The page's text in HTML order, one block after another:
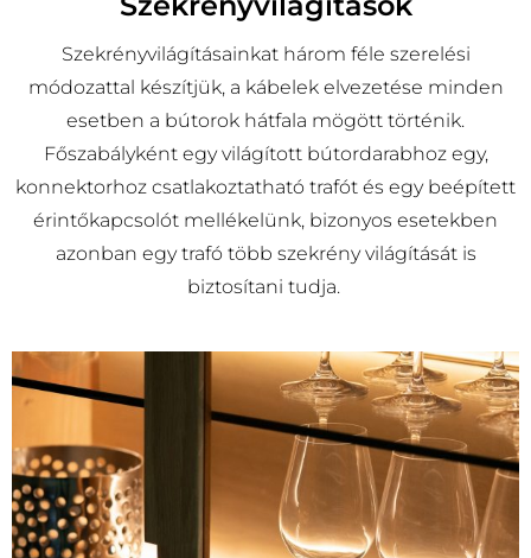
Szekrényvilágításainkat három féle szerelési
módozattal készítjük, a kábelek elvezetése minden
esetben a bútorok hátfala mögött történik.
Főszabályként egy világított bútordarabhoz egy,
konnektorhoz csatlakoztatható trafót és egy beépített
érintőkapcsolót mellékelünk, bizonyos esetekben
azonban egy trafó több szekrény világítását is
biztosítani tudja.